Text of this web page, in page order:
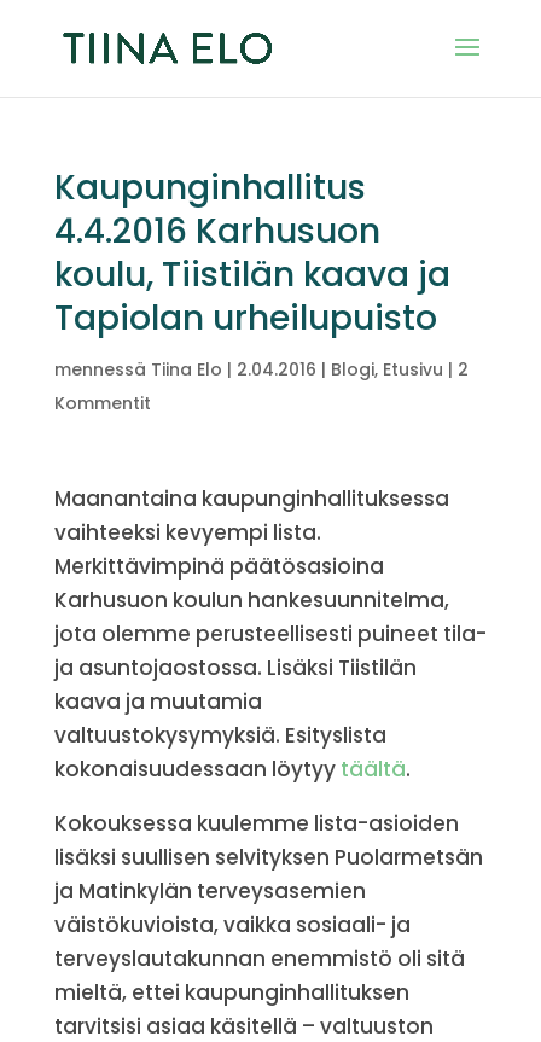
Kaupunginhallitus
4.4.2016 Karhusuon
koulu, Tiistilän kaava ja
Tapiolan urheilupuisto
mennessä Tiina Elo | 2.04.2016 | Blogi, Etusivu | 2
Kommentit
Maanantaina kaupunginhallituksessa
vaihteeksi kevyempi lista.
Merkittävimpinä päätösasioina
Karhusuon koulun hankesuunnitelma,
jota olemme perusteellisesti puineet tila-
ja asuntojaostossa. Lisäksi Tiistilän
kaava ja muutamia
valtuustokysymyksiä. Esityslista
kokonaisuudessaan löytyy täältä.
Kokouksessa kuulemme lista-asioiden
lisäksi suullisen selvityksen Puolarmetsän
ja Matinkylän terveysasemien
väistökuvioista, vaikka sosiaali- ja
terveyslautakunnan enemmistö oli sitä
mieltä, ettei kaupunginhallituksen
tarvitsisi asiaa käsitellä – valtuuston